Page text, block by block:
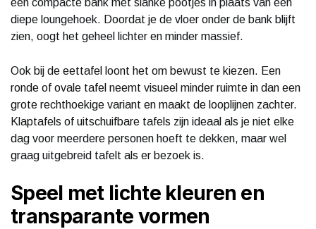
diepe loungehoek. Doordat je de vloer onder de bank blijft
zien, oogt het geheel lichter en minder massief.
Ook bij de eettafel loont het om bewust te kiezen. Een
ronde of ovale tafel neemt visueel minder ruimte in dan een
grote rechthoekige variant en maakt de looplijnen zachter.
Klaptafels of uitschuifbare tafels zijn ideaal als je niet elke
dag voor meerdere personen hoeft te dekken, maar wel
graag uitgebreid tafelt als er bezoek is.
Speel met lichte kleuren en
transparante vormen